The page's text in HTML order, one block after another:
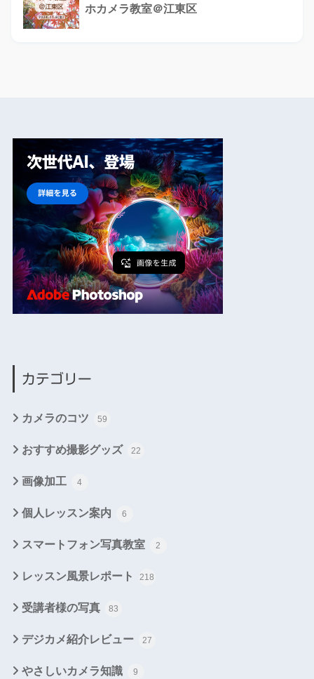
ホカメラ教室＠江東区
カテゴリー
カメラのコツ 59
おすすめ撮影グッズ 22
画像加工 4
個人レッスン案内 6
スマートフォン写真教室 2
レッスン風景レポート 218
受講者様の写真 83
デジカメ紹介レビュー 27
やさしいカメラ知識 9